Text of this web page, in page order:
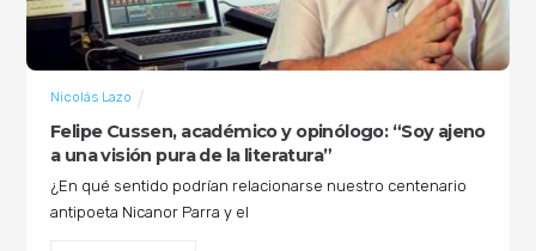
Felipe Cussen, académico y opinólogo: “Soy ajeno
a una visión pura de la literatura”
Nicolás Lazo
¿En qué sentido podrían relacionarse nuestro centenario
antipoeta Nicanor Parra y el